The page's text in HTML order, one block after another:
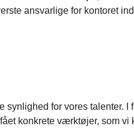
ansvarlige for kontoret
synlighed for vores talenter.
konkrete værktøjer, som vi